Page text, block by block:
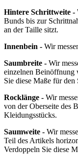
Hintere Schrittweite -
Bunds bis zur
an der Taille sitzt.
Innenbein - Wir
Saumbreite - Wir
einzelnen Beinöffnung
Sie diese Maße für den
Rocklänge - Wir
von der Oberseite des
Kleidungsstücks.
Saumweite - Wir
Teil des Artikels
Verdoppeln Sie diese